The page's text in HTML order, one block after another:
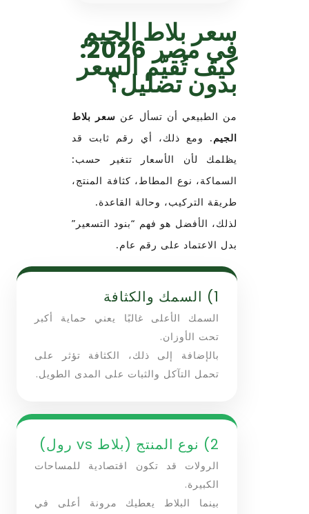
سعر بلاط الجيم
في مصر 2026:
كيف تُقيّم السعر
بدون تضليل؟
من الطبيعي أن تسأل عن سعر بلاط
الجيم. ومع ذلك، أي رقم ثابت قد
يظلمك لأن الأسعار تتغير حسب:
السماكة، نوع المطاط، كثافة المنتج،
طريقة التركيب، وحالة القاعدة.
لذلك، الأفضل هو فهم “بنود التسعير”
بدل الاعتماد على رقم عام.
1) السمك والكثافة
السمك الأعلى غالبًا يعني حماية أكبر
تحت الأوزان.
بالإضافة إلى ذلك، الكثافة تؤثر على
تحمل التآكل والثبات على المدى الطويل.
2) نوع المنتج (بلاط vs رول)
الرولات قد تكون اقتصادية للمساحات
الكبيرة.
بينما البلاط يعطيك مرونة أعلى في